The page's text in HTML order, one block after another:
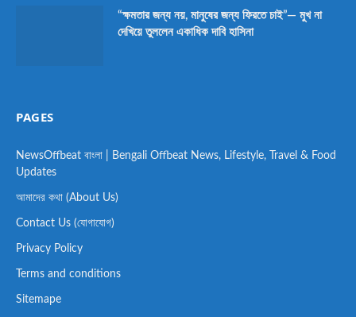
“ক্ষমতার জন্য নয়, মানুষের জন্য ফিরতে চাই”— মুখ না
দেখিয়ে তুললেন একাধিক দাবি হাসিনা
PAGES
NewsOffbeat বাংলা | Bengali Offbeat News, Lifestyle, Travel & Food
Updates
আমাদের কথা (About Us)
Contact Us (যোগাযোগ)
Privacy Policy
Terms and conditions
Sitemape